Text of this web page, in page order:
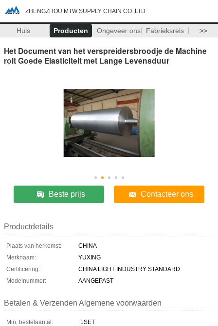
ZHENGZHOU MTW SUPPLY CHAIN CO.,LTD
Huis Producten Ongeveer ons Fabrieksreis >>
Het Document van het verspreidersbroodje de Machine
rolt Goede Elasticiteit met Lange Levensduur
Beste prijs Contacteer ons
Productdetails
Plaats van herkomst:
CHINA
Merknaam:
YUXING
Certificering:
CHINA LIGHT INDUSTRY STANDARD
Modelnummer:
AANGEPAST
Betalen & Verzenden Algemene voorwaarden
Min. bestelaantal:
1SET